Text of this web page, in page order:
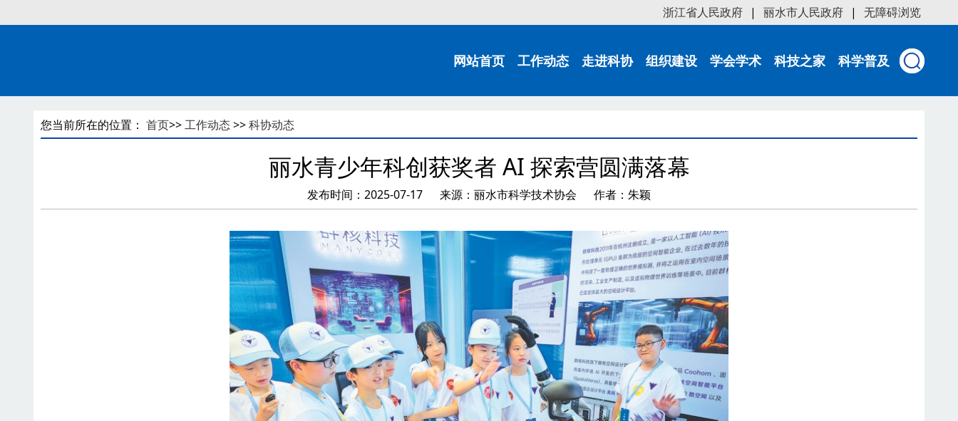
浙江省人民政府 | 丽水市人民政府 | 无障碍浏览
网站首页 工作动态 走进科协 组织建设 学会学术 科技之家 科学普及
您当前所在的位置： 首页>>工作动态>>科协动态
丽水青少年科创获奖者 AI 探索营圆满落幕
发布时间：2025-07-17 来源：丽水市科学技术协会 作者：朱颖